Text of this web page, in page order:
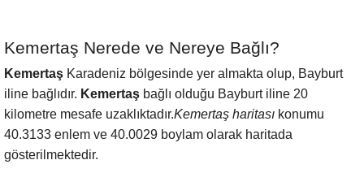
Kemertaş Nerede ve Nereye Bağlı?
Kemertaş Karadeniz bölgesinde yer almakta olup, Bayburt
iline bağlıdır. Kemertaş bağlı olduğu Bayburt iline 20
kilometre mesafe uzaklıktadır.Kemertaş haritası konumu
40.3133 enlem ve 40.0029 boylam olarak haritada
gösterilmektedir.